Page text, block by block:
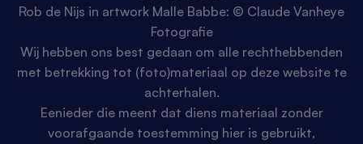
Rob de Nijs in artwork Malle Babbe: © Claude Vanheye
Fotografie
Wij hebben ons best gedaan om alle rechthebbenden
met betrekking tot (foto)materiaal op deze website te
achterhalen.
Eenieder die meent dat diens materiaal zonder
voorafgaande toestemming hier is gebruikt,